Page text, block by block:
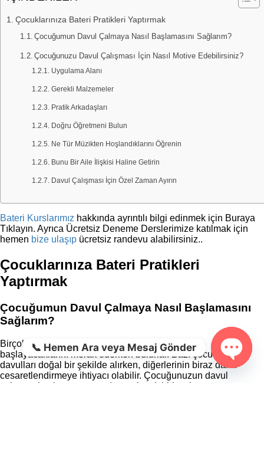
Çocuklarınıza Bateri Pratikleri Yaptırmak
Çocuğumun Davul Çalmaya Nasıl Başlamasını Sağlarım?
Çocuğunuzu Davul Çalışması İçin Nasıl Motive Edebilirsiniz?
Uygulama Alanı
Gerekli Malzemeler
Pratik Arkadaşları
Doğru Öğretmeni Bulun
Ne Tür Müzikten Hoşlandıklarını Öğrenin
Bunu Bir Aile İlişkisi Haline Getirin
Davul Çalışması İçin Özel Zaman Ayırın
Bateri Kurslarımız hakkında ayrıntılı bilgi edinmek için Buraya
Tıklayın. Ayrıca Ücretsiz Deneme Derslerimize katılmak için
hemen bize ulaşıp ücretsiz randevu alabilirsiniz..
Çocuklarınıza Bateri Pratikleri
Yaptırmak
Çocuğumun Davul Çalmaya Nasıl Başlamasını
Sağlarım?
Birçok ebeveyn, çocuklarına davul çalmaya nasıl
başlayacaklarını merak ederken bulurlar. Bazı çocuklar
davulları doğal bir şekilde alırken, diğerlerinin biraz daha
cesaretlendirmeye ihtiyacı olabilir. Çocuğunuzun davul
çalmaya başlamasına yardımcı olacak birkaç ipucu:
📞 Hemen Ara veya Mesaj Gönder